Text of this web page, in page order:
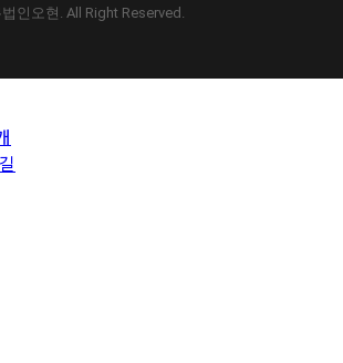
인오현. All Right Reserved.